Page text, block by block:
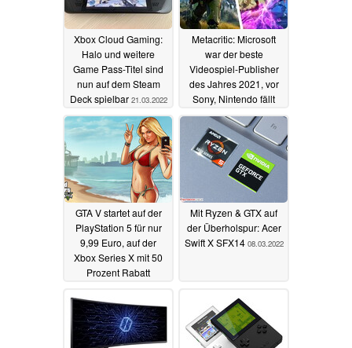
Xbox Cloud Gaming:
Halo und weitere
Game Pass-Titel sind
nun auf dem Steam
Deck spielbar 21.03.2022
Metacritic: Microsoft
war der beste
Videospiel-Publisher
des Jahres 2021, vor
Sony, Nintendo fällt
weit zurück09.03.2022
GTA V startet auf der
PlayStation 5 für nur
9,99 Euro, auf der
Xbox Series X mit 50
Prozent Rabatt
Mit Ryzen & GTX auf
der Überholspur: Acer
Swift X SFX14 08.03.2022